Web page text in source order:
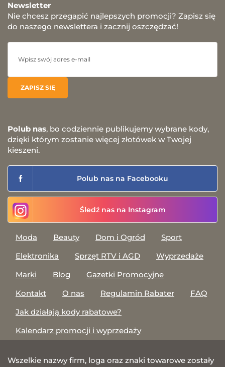
Newsletter
Nie chcesz przegapić najlepszych promocji? Zapisz się
do naszego newslettera i zacznij oszczędzać!
Polub nas, bo codziennie publikujemy wybrane kody,
dzięki którym zostanie więcej złotówek w Twojej
kieszeni.
Polub nas na Facebooku
Śledź nas na Instagram
Moda Beauty Dom i Ogród
Sport
Elektronika
Sprzęt RTV i AGD
Wyprzedaże
Marki
Blog
Gazetki Promocyjne
Kontakt
O nas Regulamin Rabater
FAQ
Jak działają kody rabatowe?
Kalendarz promocji i wyprzedaży
Wszelkie nazwy firm, loga oraz znaki towarowe zostały